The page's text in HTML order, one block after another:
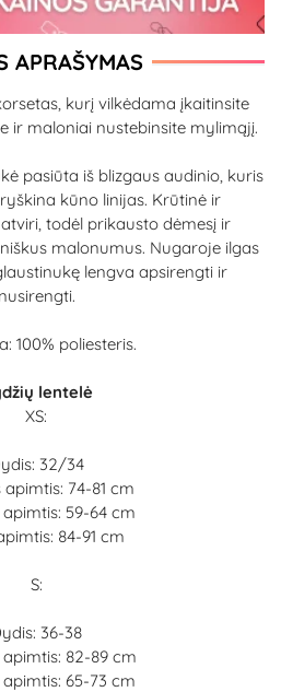
APRAŠYMAS
kurį vilkėdama įkaitinsite
ir maloniai nustebinsite mylimąjį.
pasiūta iš blizgaus audinio, kuris
kūno linijas. Krūtinė ir
todėl prikausto dėmesį ir
malonumus. Nugaroje ilgas
lengva apsirengti ir
nusirengti.
100% poliesteris.
lentelė
XS:
32/34
74-81 cm
59-64 cm
84-91 cm
S:
36-38
82-89 cm
65-73 cm